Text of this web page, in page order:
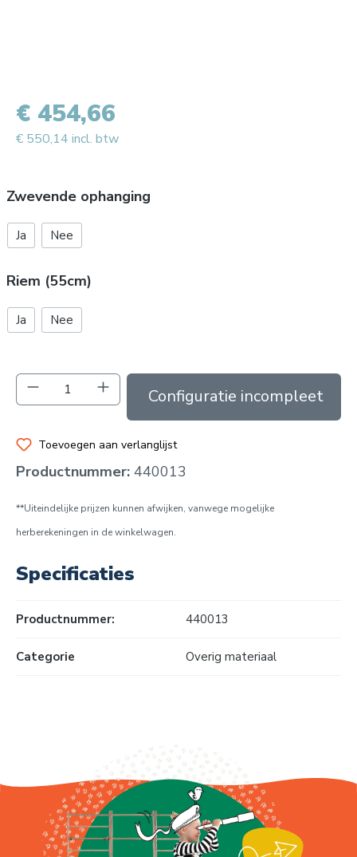
Zwevende ophanging
Ja Nee
Riem (55cm)
Ja Nee
€ 454,66
€ 550,14 incl. btw
Producthoeveelheid: Voer de gewenste
In de winkelmand
Toevoegen aan verlanglijst
Productnummer: 440013
**Uiteindelijke prijzen kunnen afwijken, vanwege mogelijke
herberekeningen in de winkelwagen.
Specificaties
Productnummer: 440013
Categorie Overig materiaal